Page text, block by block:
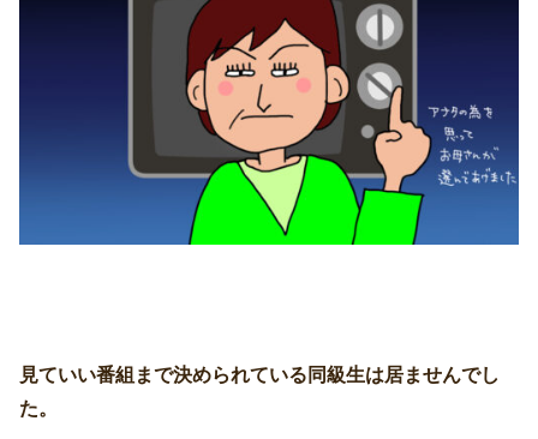
見ていい番組まで決められている同級生は居ませんでし
た。